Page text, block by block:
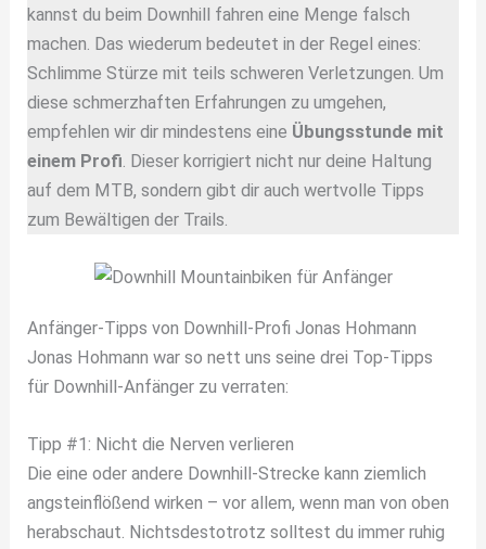
kannst du beim Downhill fahren eine Menge falsch
machen. Das wiederum bedeutet in der Regel eines:
Schlimme Stürze mit teils schweren Verletzungen. Um
diese schmerzhaften Erfahrungen zu umgehen,
empfehlen wir dir mindestens eine Übungsstunde mit
einem Profi . Dieser korrigiert nicht nur deine Haltung
auf dem MTB, sondern gibt dir auch wertvolle Tipps
zum Bewältigen der Trails.
Anfänger-Tipps von Downhill-Profi Jonas Hohmann
Jonas Hohmann war so nett uns seine drei Top-Tipps
für Downhill-Anfänger zu verraten:
Tipp #1: Nicht die Nerven verlieren
Die eine oder andere Downhill-Strecke kann ziemlich
angsteinflößend wirken – vor allem, wenn man von oben
herabschaut. Nichtsdestotrotz solltest du immer ruhig